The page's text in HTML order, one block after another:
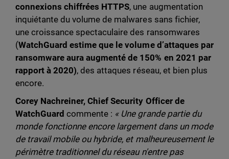
connexions chiffrées HTTPS, une augmentation
inquiétante du volume de malwares sans fichier,
une croissance spectaculaire des ransomwares
(WatchGuard estime que le volume d’attaques par
ransomware aura augmenté de 150% en 2021 par
rapport à 2020), des attaques réseau, et bien plus
encore.
Corey Nachreiner, Chief Security Officer de
WatchGuard commente : « Une grande partie du
monde fonctionne encore largement dans un mode
de travail mobile ou hybride, et malheureusement le
périmètre traditionnel du réseau n'entre pas